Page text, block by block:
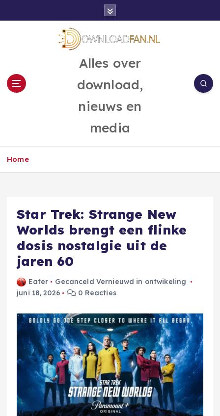
Alles over
download,
nieuws en
media
Home
Star Trek: Strange New
Worlds brengt een flinke
dosis nostalgie uit de
jaren 60
Eater
Gecanceld Vernieuwd in ontwikeling
juni 18, 2026
0 Reacties